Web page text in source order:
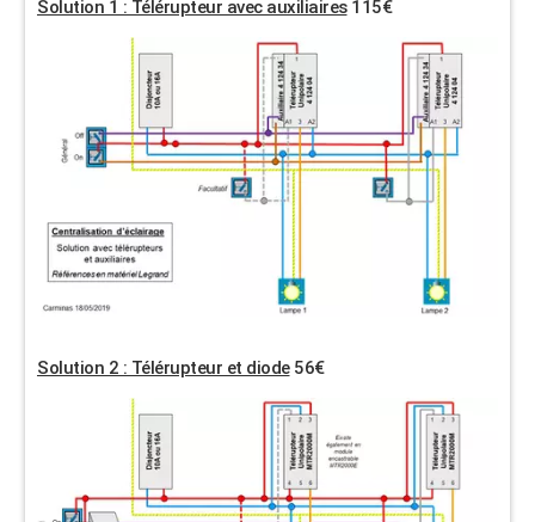
Solution 1 : Télérupteur avec auxiliaires115€
Solution 2 : Télérupteur et diode56€